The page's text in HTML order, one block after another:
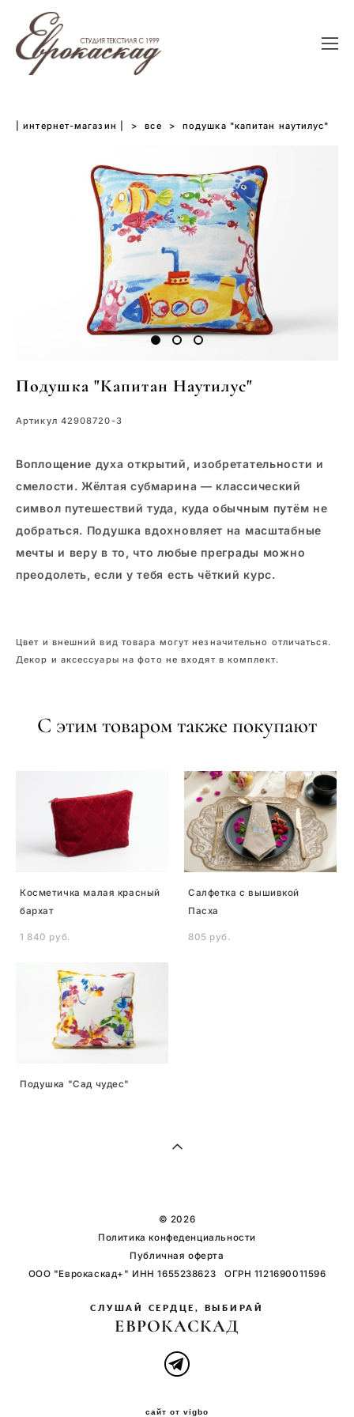
| интернет-магазин | > все > подушка "капитан наутилус"
Подушка "Капитан Наутилус"
Артикул 42908720-3
Воплощение духа открытий, изобретательности и
смелости. Жёлтая субмарина — классический
символ путешествий туда, куда обычным путём не
добраться. Подушка вдохновляет на масштабные
мечты и веру в то, что любые преграды можно
преодолеть, если у тебя есть чёткий курс.
Цвет и внешний вид товара могут незначительно отличаться.
Декор и аксессуары на фото не входят в комплект.
С этим товаром также покупают
Косметичка малая красный
бархат
1 840 pуб.
Салфетка с вышивкой
Пасха
805 pуб.
Подушка "Сад чудес"
© 2026
Политика конфеденциальности
Публичная оферта
ООО "Еврокаскад+" ИНН 1655238623 ОГРН 1121690011596
СЛУШАЙ СЕРДЦЕ, ВЫБИРАЙ
ЕВРОКАСКАД
сайт от vigbo